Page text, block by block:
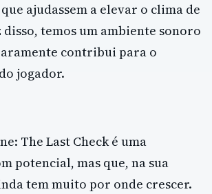
ajudassem a elevar o clima de
disso, temos um ambiente sonoro
contribui para o
jogador.
The Last Check é uma
potencial, mas que, na sua
tem muito por onde crescer.